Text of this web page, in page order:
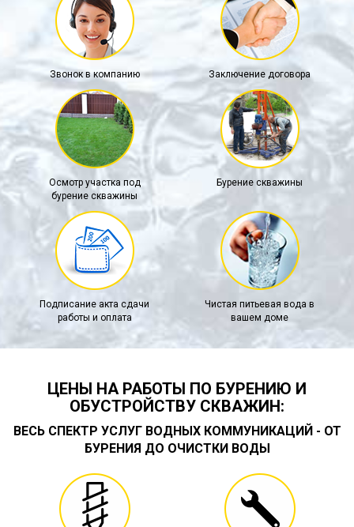
Звонок в компанию Заключение договора
Осмотр участка под
бурение скважины
Бурение скважины
Подписание акта сдачи
работы и оплата
Чистая питьевая вода в
вашем доме
ЦЕНЫ НА РАБОТЫ ПО БУРЕНИЮ И
ОБУСТРОЙСТВУ СКВАЖИН:
ВЕСЬ СПЕКТР УСЛУГ ВОДНЫХ КОММУНИКАЦИЙ - ОТ
БУРЕНИЯ ДО ОЧИСТКИ ВОДЫ